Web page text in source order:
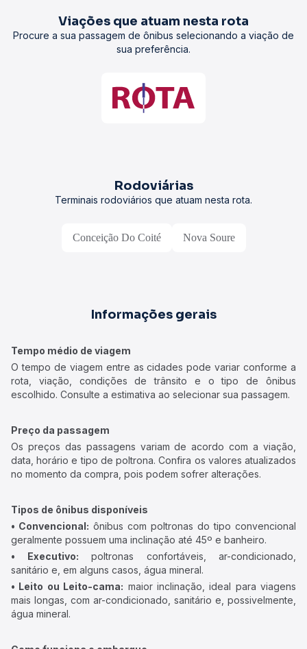
Viações que atuam nesta rota
Procure a sua passagem de ônibus selecionando a viação de
sua preferência.
Rodoviárias
Terminais rodoviários que atuam nesta rota.
Conceição Do Coité Nova Soure
Informações gerais
Tempo médio de viagem
O tempo de viagem entre as cidades pode variar conforme a
rota, viação, condições de trânsito e o tipo de ônibus
escolhido. Consulte a estimativa ao selecionar sua passagem.
Preço da passagem
Os preços das passagens variam de acordo com a viação,
data, horário e tipo de poltrona. Confira os valores atualizados
no momento da compra, pois podem sofrer alterações.
Tipos de ônibus disponíveis
• Convencional: ônibus com poltronas do tipo convencional
geralmente possuem uma inclinação até 45º e banheiro.
• Executivo: poltronas confortáveis, ar-condicionado,
sanitário e, em alguns casos, água mineral.
• Leito ou Leito-cama: maior inclinação, ideal para viagens
mais longas, com ar-condicionado, sanitário e, possivelmente,
água mineral.